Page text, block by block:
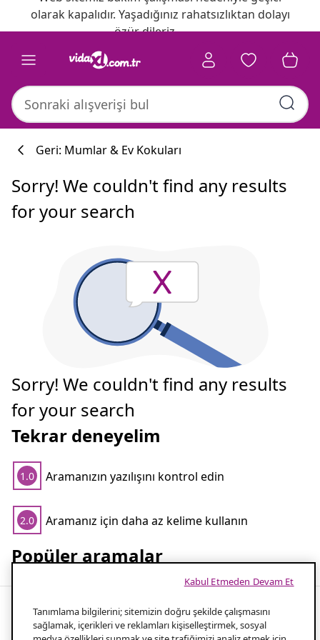
olarak kapalıdır. Yaşadığınız rahatsızlıktan dolayı
özür dileriz.
Geri: Mumlar & Ev Kokuları
Sorry! We couldn't find any results
for your search
Sorry! We couldn't find any results
for your search
Tekrar deneyelim
1.0 Aramanızın yazılışını kontrol edin
2.0 Aramanız için daha az kelime kullanın
Popüler aramalar
Mumlarla rahat bir ortam yaratın
Tanımlama bilgilerini; sitemizin doğru şekilde çalışmasını
sağlamak, içerikleri ve reklamları kişiselleştirmek, sosyal
Kabul Etmeden Devam Et